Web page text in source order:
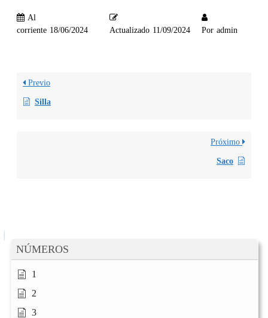
NÚMEROS
1
2
3
Al
corriente 18/06/2024 Actualizado 11/09/2024 Por admin
Previo
Silla
Próximo
Saco